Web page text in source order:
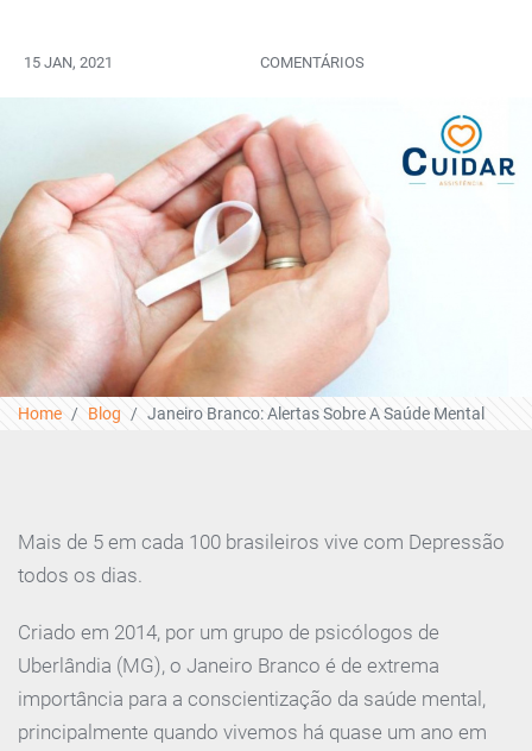
15 JAN, 2021 COMENTÁRIOS
Home Blog Janeiro Branco: Alertas Sobre A Saúde Mental
Mais de 5 em cada 100 brasileiros vive com Depressão
todos os dias.
Criado em 2014, por um grupo de psicólogos de
Uberlândia (MG), o Janeiro Branco é de extrema
importância para a conscientização da saúde mental,
principalmente quando vivemos há quase um ano em